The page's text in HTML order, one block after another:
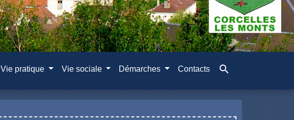
Vie pratique Vie sociale Démarches Contacts search